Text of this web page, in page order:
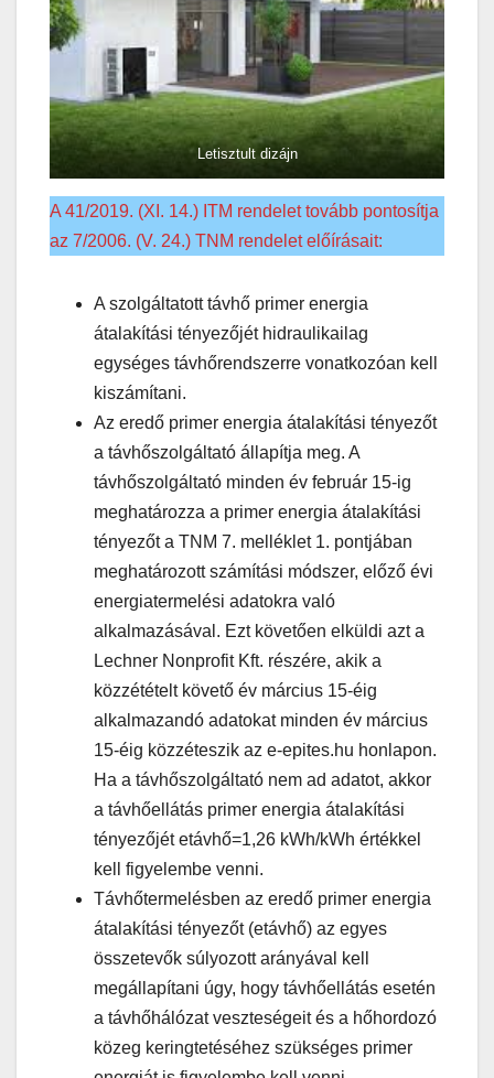
Letisztult dizájn
A 41/2019. (XI. 14.) ITM rendelet tovább pontosítja
az 7/2006. (V. 24.) TNM rendelet előírásait:
A szolgáltatott távhő primer energia
átalakítási tényezőjét hidraulikailag
egységes távhőrendszerre vonatkozóan kell
kiszámítani.
Az eredő primer energia átalakítási tényezőt
a távhőszolgáltató állapítja meg. A
távhőszolgáltató minden év február 15-ig
meghatározza a primer energia átalakítási
tényezőt a TNM 7. melléklet 1. pontjában
meghatározott számítási módszer, előző évi
energiatermelési adatokra való
alkalmazásával. Ezt követően elküldi azt a
Lechner Nonprofit Kft. részére, akik a
közzétételt követő év március 15-éig
alkalmazandó adatokat minden év március
15-éig közzéteszik az e-epites.hu honlapon.
Ha a távhőszolgáltató nem ad adatot, akkor
a távhőellátás primer energia átalakítási
tényezőjét etávhő=1,26 kWh/kWh értékkel
kell figyelembe venni.
Távhőtermelésben az eredő primer energia
átalakítási tényezőt (etávhő) az egyes
összetevők súlyozott arányával kell
megállapítani úgy, hogy távhőellátás esetén
a távhőhálózat veszteségeit és a hőhordozó
közeg keringtetéséhez szükséges primer